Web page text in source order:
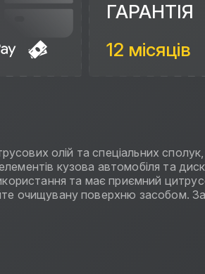
ГАРАНТІЯ
12 місяців
олій та спеціальних
кузова автомобіля та
та має приємний
очищувану поверхню засобом.